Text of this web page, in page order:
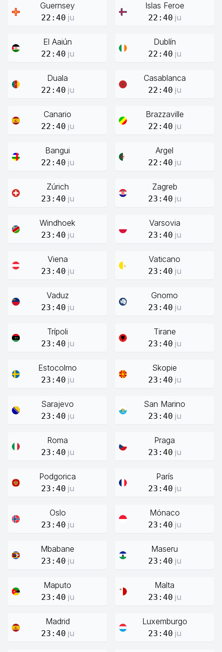
Guernsey
22:40 ju
Islas Feroe
22:40 ju
El Aaiún
22:40 ju
Dublín
22:40 ju
Duala
22:40 ju
Casablanca
22:40 ju
Canario
22:40 ju
Brazzaville
22:40 ju
Bangui
22:40 ju
Argel
22:40 ju
Zúrich
23:40 ju
Zagreb
23:40 ju
Windhoek
23:40 ju
Varsovia
23:40 ju
Viena
23:40 ju
Vaticano
23:40 ju
Vaduz
23:40 ju
Gnomo
23:40 ju
Trípoli
23:40 ju
Tirane
23:40 ju
Estocolmo
23:40 ju
Skopie
23:40 ju
Sarajevo
23:40 ju
San Marino
23:40 ju
Roma
23:40 ju
Praga
23:40 ju
Podgorica
23:40 ju
París
23:40 ju
Oslo
23:40 ju
Mónaco
23:40 ju
Mbabane
23:40 ju
Maseru
23:40 ju
Maputo
23:40 ju
Malta
23:40 ju
Madrid
23:40 ju
Luxemburgo
23:40 ju